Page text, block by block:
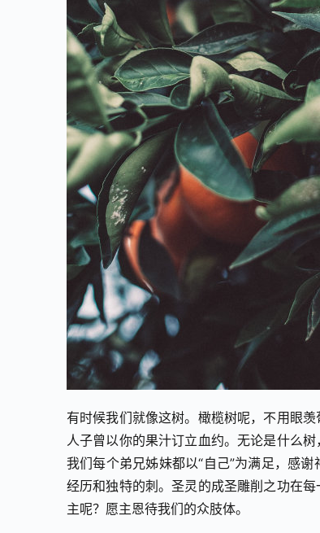
有时候我们就像这树。橄榄树呢，不用眼
人子曾以你的果汁订立血约。无论是什么
我们每个弟兄姊妹都以“自己”为满足，感
经历和独特的刺。圣灵的成圣雕削之功在
主呢？愿主恩待我们的众肢体。